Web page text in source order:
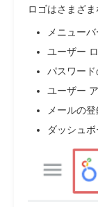
ロゴはさまざ
メニューバ
ユーザー
パスワー
ユーザー
メールの
ダッシュ